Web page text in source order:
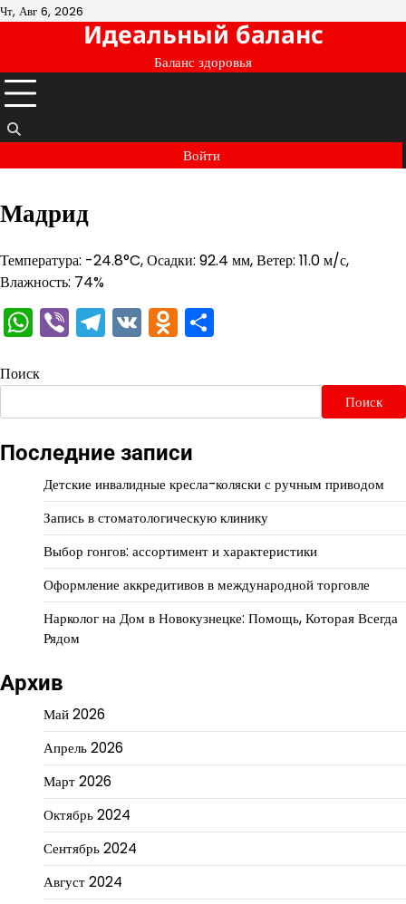
Перейти
Чт, Авг 6, 2026
Идеальный баланс
Баланс здоровья
Войти
Мадрид
Температура: -24.8°C, Осадки: 92.4 мм, Ветер: 11.0 м/с,
Влажность: 74%
WhatsApp
ViberTelegram
VKOdnoklassniki
Поиск
Поиск
Последние записи
Детские инвалидные кресла-коляски с ручным приводом
Запись в стоматологическую клинику
Выбор гонгов: ассортимент и характеристики
Оформление аккредитивов в международной торговле
Нарколог на Дом в Новокузнецке: Помощь, Которая Всегда
Рядом
Архив
Май 2026
Апрель 2026
Март 2026
Октябрь 2024
Сентябрь 2024
Август 2024